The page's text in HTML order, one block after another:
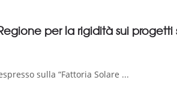
per la rigidità sui progetti
sulla “Fattoria Solare ...